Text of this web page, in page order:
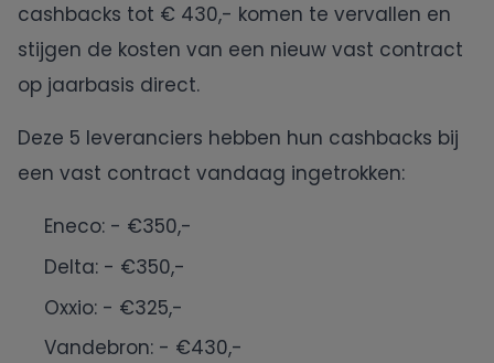
cashbacks tot € 430,- komen te vervallen en
stijgen de kosten van een nieuw vast contract
op jaarbasis direct.
Deze 5 leveranciers hebben hun cashbacks bij
een vast contract vandaag ingetrokken:
Eneco: - €350,-
Delta: - €350,-
Oxxio: - €325,-
Vandebron: - €430,-